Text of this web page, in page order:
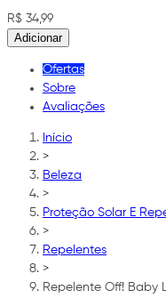
R$ 34,99
Adicionar
Ofertas
Sobre
Avaliações
Início
>
Beleza
>
Proteção Solar E
>
Repelentes
>
Repelente Off! Baby